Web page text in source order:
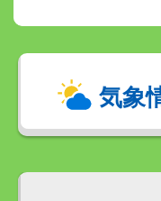
気象